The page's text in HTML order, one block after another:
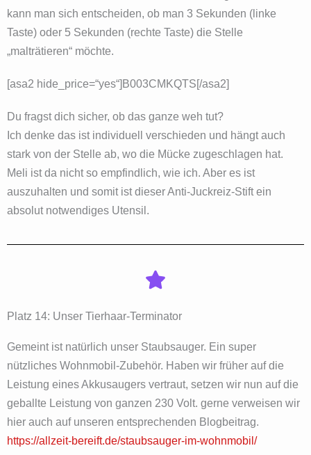
kann man sich entscheiden, ob man 3 Sekunden (linke
Taste) oder 5 Sekunden (rechte Taste) die Stelle
„malträtieren“ möchte.
[asa2 hide_price=“yes“]B003CMKQTS[/asa2]
Du fragst dich sicher, ob das ganze weh tut?
Ich denke das ist individuell verschieden und hängt auch
stark von der Stelle ab, wo die Mücke zugeschlagen hat.
Meli ist da nicht so empfindlich, wie ich. Aber es ist
auszuhalten und somit ist dieser Anti-Juckreiz-Stift ein
absolut notwendiges Utensil.
Platz 14: Unser Tierhaar-Terminator
Gemeint ist natürlich unser Staubsauger. Ein super
nützliches Wohnmobil-Zubehör. Haben wir früher auf die
Leistung eines Akkusaugers vertraut, setzen wir nun auf die
geballte Leistung von ganzen 230 Volt. gerne verweisen wir
hier auch auf unseren entsprechenden Blogbeitrag.
https://allzeit-bereift.de/staubsauger-im-wohnmobil/